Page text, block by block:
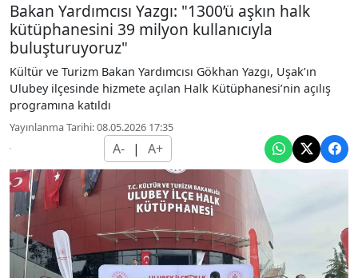
Bakan Yardımcısı Yazgı: "1300’ü aşkın halk
kütüphanesini 39 milyon kullanıcıyla
buluşturuyoruz"
Kültür ve Turizm Bakan Yardımcısı Gökhan Yazgı, Uşak’ın
Ulubey ilçesinde hizmete açılan Halk Kütüphanesi’nin açılış
programına katıldı
Yayınlanma Tarihi: 08.05.2026 17:35
A- | A+